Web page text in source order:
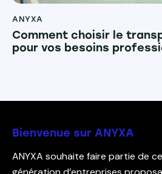
ANYXA
Comment choisir le
pour vos besoins
Bienvenue sur ANYXA
ANYXA souhaite faire partie de